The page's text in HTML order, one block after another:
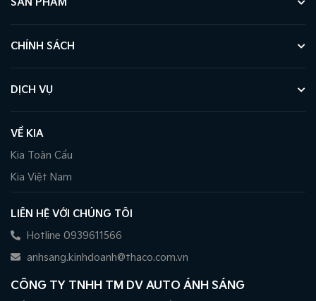
SẢN PHẨM
CHÍNH SÁCH
DỊCH VỤ
VỀ KIA
Kia Toàn Cầu
Kia Việt Nam
LIÊN HỆ VỚI CHÚNG TÔI
Hotline 0939611566
anhsang.kinhdoanh@thaco.com.vn
CÔNG TY TNHH TM DV AUTO ÁNH SÁNG